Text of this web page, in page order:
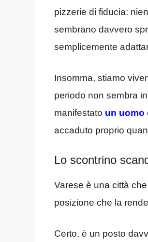
pizzerie di fiducia:
sembrano davvero
semplicemente
Insomma, stiamo
periodo non sembra
manifestato un uomo
accaduto proprio
Lo scontrino
Varese è una città
posizione che la
Certo, è un posto